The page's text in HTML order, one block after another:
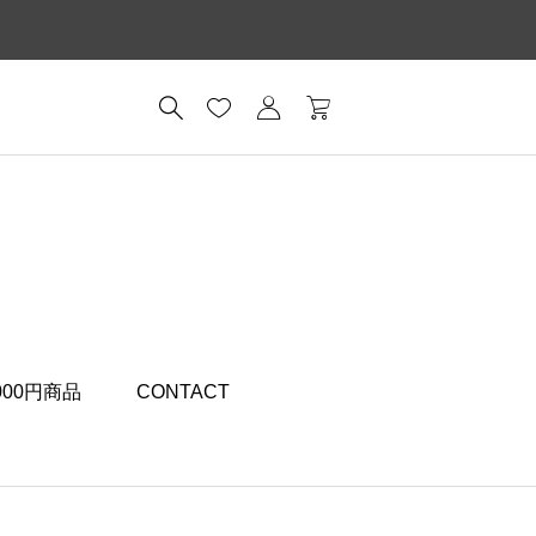
円商品 CONTACT